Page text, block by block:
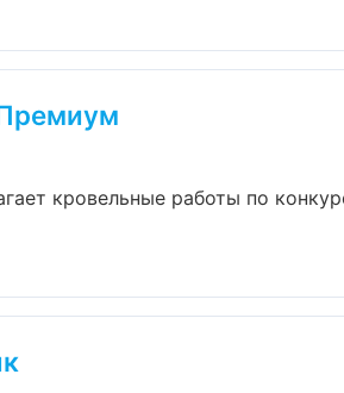
кровельные работы по